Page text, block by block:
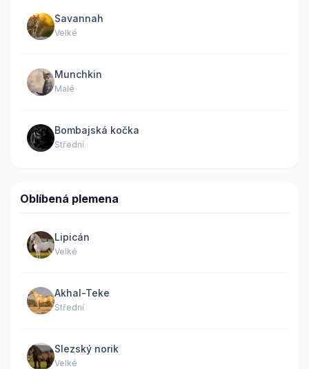
Savannah
Velké
Munchkin
Malé
Bombajská kočka
Střední
Oblíbená plemena
Lipicán
Velké
Akhal-Teke
Střední
Slezský norik
Velké